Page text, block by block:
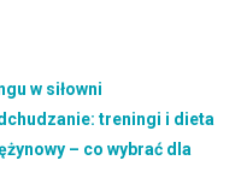
w siłowni
treningi i dieta
– co wybrać dla